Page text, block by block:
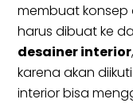
membuat konsep
harus dibuat ke
desainer interior
karena akan
interior bisa